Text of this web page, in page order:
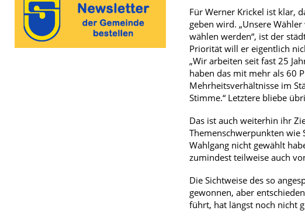
Für Werner Krickel ist klar,
geben wird. „Unsere
wählen werden“, ist der
Priorität will er eigentlich
„Wir arbeiten seit fast 25
haben das mit mehr als 60
Mehrheitsverhältnisse im
Stimme.“ Letztere bliebe
Das ist auch weiterhin ihr
Themenschwerpunkten wie
Wahlgang nicht gewählt
zumindest teilweise auch
Die Sichtweise des so
gewonnen, aber
führt, hat längst noch nicht